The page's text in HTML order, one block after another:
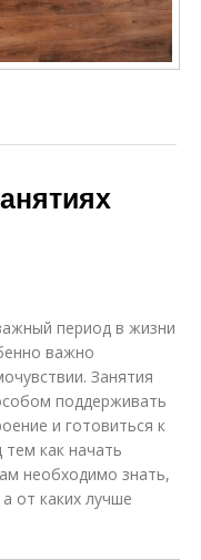
период в жизни
важно
Занятия
поддерживать
и готовиться к
как начать
необходимо знать,
от каких лучше